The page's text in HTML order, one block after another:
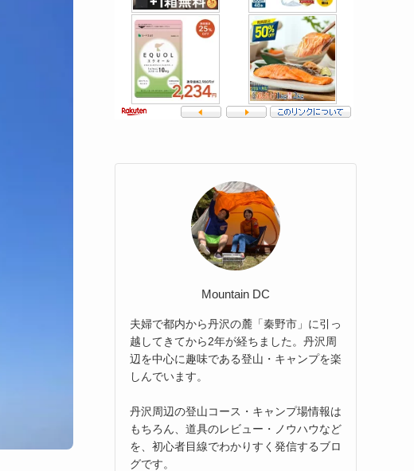
Mountain DC
夫婦で都内から丹沢の麓「秦野市」に引っ
越してきてから2年が経ちました。丹沢周
辺を中心に趣味である登山・キャンプを楽
しんでいます。
丹沢周辺の登山コース・キャンプ場情報は
もちろん、道具のレビュー・ノウハウなど
を、初心者目線でわかりすく発信するブロ
グです。